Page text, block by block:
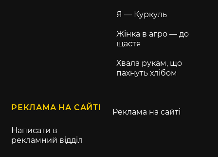
Я — Куркуль
Жінка в агро — до
щастя
Хвала рукам, що
пахнуть хлібом
РЕКЛАМА НА САЙТІ
Написати в
рекламний відділ
Реклама на сайті